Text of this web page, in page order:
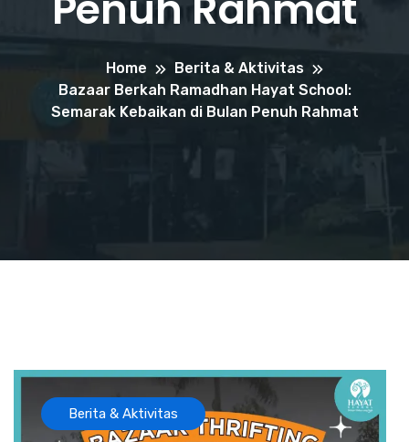
Home
Berita & Aktivitas
Bazaar Berkah Ramadhan Hayat School:
Semarak Kebaikan di Bulan Penuh Rahmat
Berita & Aktivitas